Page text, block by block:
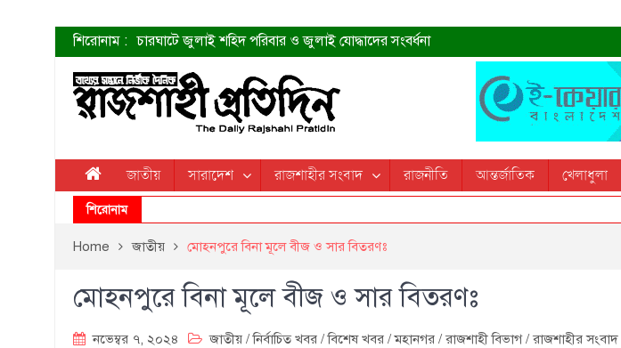
শিরোনাম : চারঘাটে জুলাই শহিদ পরিবার ও জুলাই যোদ্ধাদের সংবর্ধনা
শহীদদের প্রত্যাশা এখনো পূরণ হয়নি: ডা. শফিকুর রহমান
ত্বক ভালো রাখতে যে ৫ কাজ করবেন
জুলাই স্মৃতি জাদুঘরের দুয়ার খুলেছে উদ্বোধন করলেন প্রধানমন্ত্রী
শাহরুখের নতুন সিনেমার লুক
কোয়ার্টার ফাইনালে নেইমারের দুর্দান্ত অ্যাসিস্টে সান্তোস
ডেনিস লিয়ামিন রাশিয়ার ড্রোন বাহিনীর প্রধান হলেন
জুলাই শহিদদের আত্মত্যাগ জাতি চিরকাল শ্রদ্ধার সাথে স্মরণ করবে: ভূমিমন্ত্রী
জাতীয় সারাদেশ রাজশাহীর সংবাদ রাজনীতি আন্তর্জাতিক খেলাধুলা
শিরোনাম
Home জাতীয় মোহনপুরে বিনা মূলে বীজ ও সার বিতরণঃ
মোহনপুরে বিনা মূলে বীজ ও সার বিতরণঃ
নভেম্বর ৭, ২০২৪ জাতীয় /নির্বাচিত খবর /বিশেষ খবর /মহানগর /রাজশাহী বিভাগ/রাজশাহীর সংবাদ